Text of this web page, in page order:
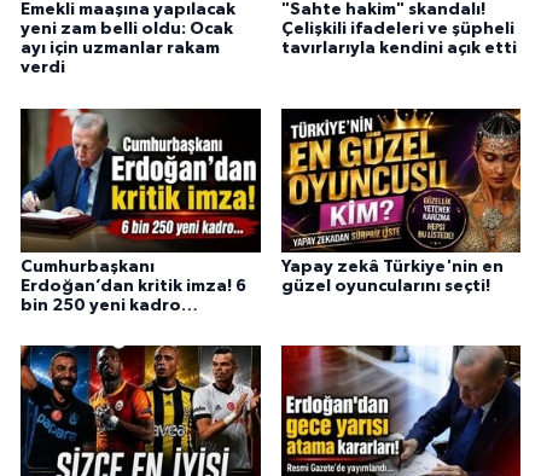
Emekli maaşına yapılacak
yeni zam belli oldu: Ocak
ayı için uzmanlar rakam
verdi
"Sahte hakim" skandalı!
Çelişkili ifadeleri ve şüpheli
tavırlarıyla kendini açık etti
Cumhurbaşkanı
Erdoğan’dan kritik imza! 6
bin 250 yeni kadro…
Yapay zekâ Türkiye'nin en
güzel oyuncularını seçti!